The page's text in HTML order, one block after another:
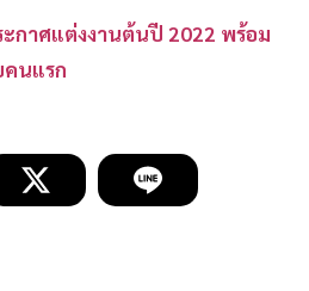
กาศแต่งงานต้นปี 2022 พร้อม
คนแรก